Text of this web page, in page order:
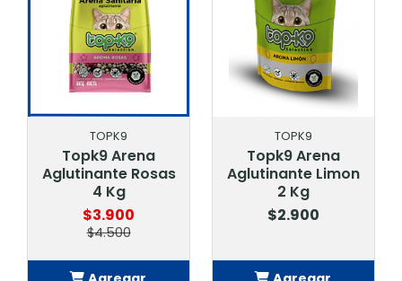
TOPK9
Topk9 Arena
Aglutinante Rosas
4 Kg
$3.900
$4.500
TOPK9
Topk9 Arena
Aglutinante Limon
2 Kg
$2.900